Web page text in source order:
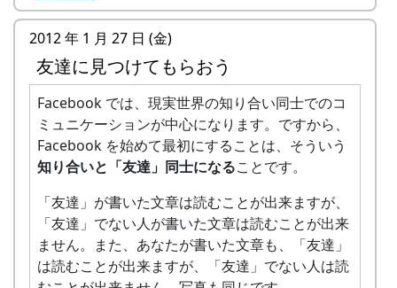
すぐにでも始めてみようという方には、次のペー
ジを読むことをお奨めします。
Facebookを始めよう - Facebook navi
いや、大丈夫です。本当に必要なのは No.1 ～
No.5 と No.22, 23 の 7 項目だけです。他の項目
はスキップしても構いません。
ただし、No.13 のプロフィールの設定は、この機
会にしておいた方が良いでしょう。No.17 のプロ
フィール写真の登録もやった方が良いかな。
でも、難しいと感じたら、無理にする必要はあり
ません。また後で、もう少し慣れてからやって
も、何の問題もありません。
簡単でしたね。
なお、後からプロフィールなどを入力する方法
2012 年 1 月 27 日 (金)
友達に見つけてもらおう
Facebook では、現実世界の知り合い同士でのコ
ミュニケーションが中心になります。ですから、
Facebook を始めて最初にすることは、そういう
知り合いと「友達」同士になることです。
「友達」が書いた文章は読むことが出来ますが、
「友達」でない人が書いた文章は読むことが出来
ません。また、あなたが書いた文章も、「友達」
は読むことが出来ますが、「友達」でない人は読